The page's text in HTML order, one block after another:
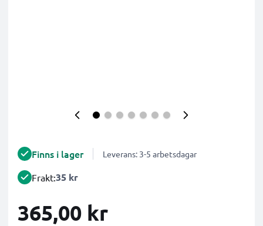
Finns i lager Leverans: 3-5 arbetsdagar
Frakt:35 kr
365,00 kr